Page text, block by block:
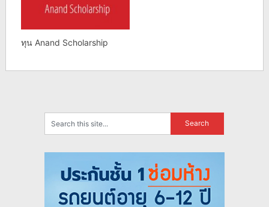
ทุน Anand Scholarship